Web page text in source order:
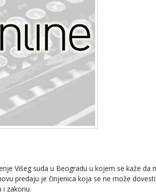
Višeg suda u Beogradu u kojem se kaže da
predaju je činjenica koja se ne može
i zakonu.